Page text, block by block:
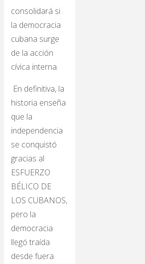
consolidará si
la democracia
cubana surge
de la acción
cívica interna.
En definitiva, la
historia enseña
que la
independencia
se conquistó
gracias al
ESFUERZO
BÉLICO DE
LOS CUBANOS,
pero la
democracia
llegó traída
desde fuera